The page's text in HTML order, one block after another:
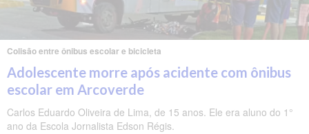
Colisão entre ônibus escolar e bicicleta
Adolescente morre após acidente com ônibus
escolar em Arcoverde
Carlos Eduardo Oliveira de Lima, de 15 anos. Ele era aluno do 1°
ano da Escola Jornalista Edson Régis.